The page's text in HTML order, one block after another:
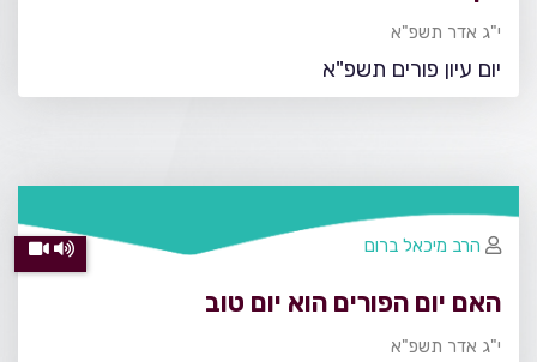
י"ג אדר תשפ"א
יום עיון פורים תשפ"א
האם יום הפורים הוא יום טוב
י"ג אדר תשפ"א
הרב מיכאל ברום